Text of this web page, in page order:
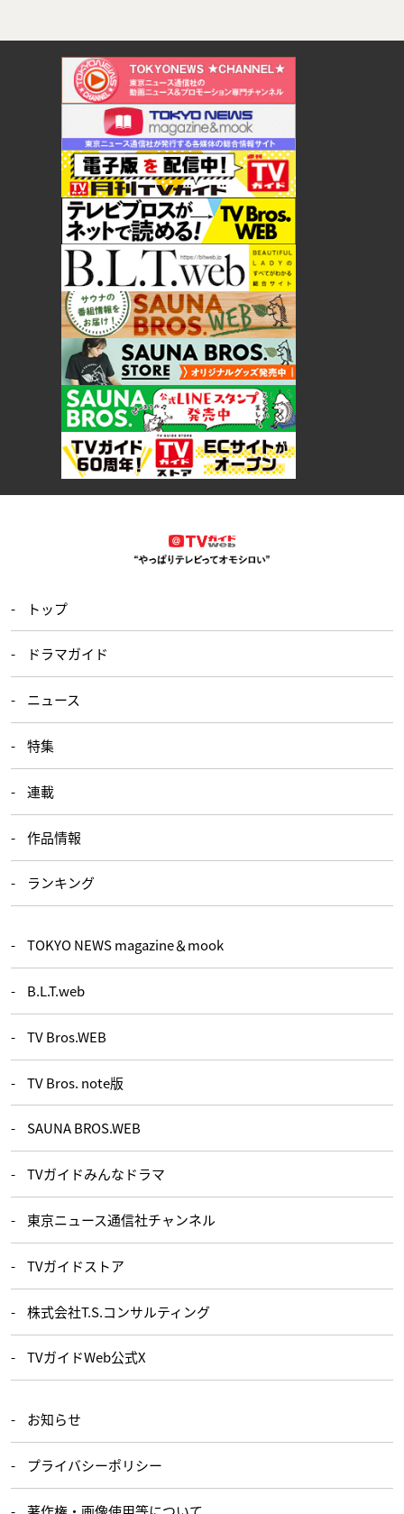
トップ
ドラマガイド
ニュース
特集
連載
作品情報
ランキング
TOKYO NEWS magazine＆mook
B.L.T.web
TV Bros.WEB
TV Bros. note版
SAUNA BROS.WEB
TVガイドみんなドラマ
東京ニュース通信社チャンネル
TVガイドストア
株式会社T.S.コンサルティング
TVガイドWeb公式X
お知らせ
プライバシーポリシー